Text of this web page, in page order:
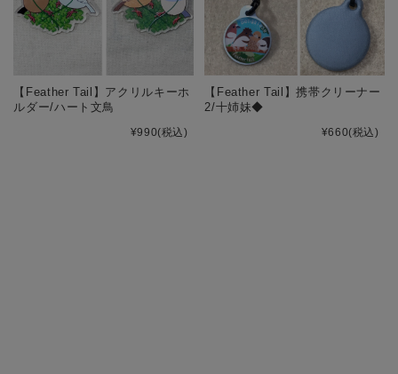
【Feather Tail】アクリルキーホ
ルダー/ハート文鳥
¥990(税込)
【Feather Tail】携帯クリーナー
2/十姉妹◆
¥660(税込)